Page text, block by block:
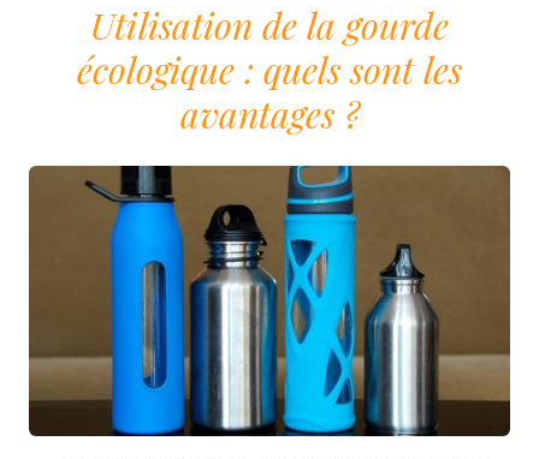
Utilisation de la gourde
écologique : quels sont les
avantages ?